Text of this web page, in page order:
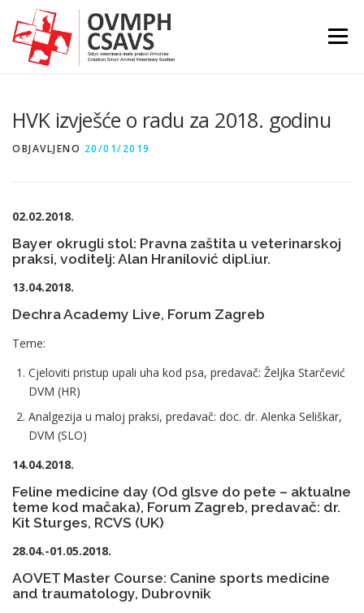
Preskoči
sadržaj
Izbornik
HVK izvješće o radu za 2018. godinu
OBJAVLJENO 20/01/2019
02.02.2018.
Bayer okrugli stol: Pravna zaštita u veterinarskoj
praksi, voditelj: Alan Hranilović dipl.iur.
13.04.2018.
Dechra Academy Live, Forum Zagreb
Teme:
Cjeloviti pristup upali uha kod psa, predavač: Željka Starčević
DVM (HR)
Analgezija u maloj praksi, predavač: doc. dr. Alenka Seliškar,
DVM (SLO)
14.04.2018.
Feline medicine day (Od glsve do pete – aktualne
teme kod mačaka), Forum Zagreb, predavač: dr.
Kit Sturges, RCVS (UK)
28.04.-01.05.2018.
AOVET Master Course: Canine sports medicine
and traumatology, Dubrovnik